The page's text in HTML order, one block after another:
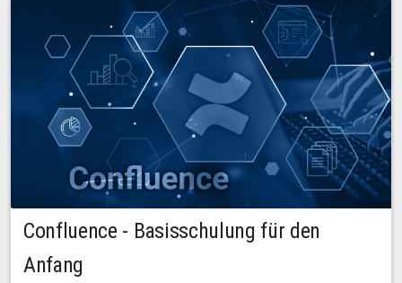
Confluence - Basisschulung für den
Anfang